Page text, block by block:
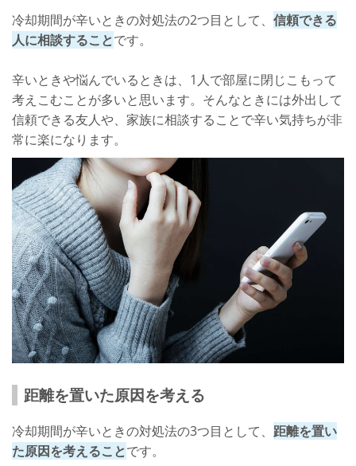
冷却期間が辛いときの対処法の2つ目として、 信頼できる
人に相談することです。
辛いときや悩んでいるときは、1人で部屋に閉じこもって
考えこむことが多いと思います。そんなときには外出して
信頼できる友人や、家族に相談することで辛い気持ちが非
常に楽になります。
距離を置いた原因を考える
冷却期間が辛いときの対処法の3つ目として、 距離を置い
た原因を考えることです。